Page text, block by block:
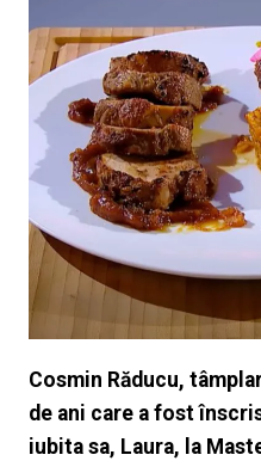
Cosmin Răducu,
de ani care a fost
iubita sa, Laura, la